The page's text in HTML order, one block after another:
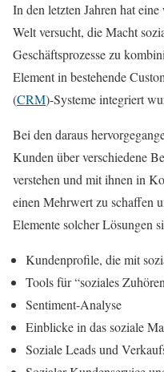
In den letzten Jahren hat
Welt versucht, die Macht
Geschäftsprozesse zu
Element in bestehende
(CRM)-Systeme integriert
Bei den daraus
Kunden über verschiedene
verstehen und mit ihnen in
einen Mehrwert zu schaffen
Elemente solcher Lösungen
Kundenprofile, die mit
Tools für “soziales
Sentiment-Analyse
Einblicke in das soziale
Soziale Leads und